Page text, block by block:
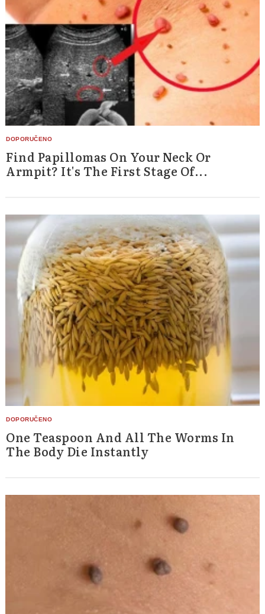
Find Papillomas On Your Neck Or
Armpit? It's The First Stage Of...
One Teaspoon And All The Worms In
The Body Die Instantly